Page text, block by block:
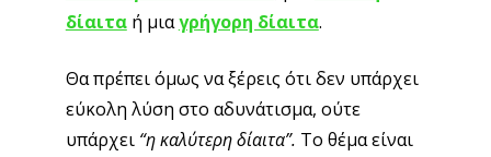
Θα πρέπει όμως να ξέρεις ότι δεν υπάρχει εύκολη
δίαιτα”.Το θέμα είναι να ακολουθείςμε συνέπεια
μιασωστή διατροφή, μιαυγιεινή διατροφή
με ένα καλόπρόγραμμα γυμναστικήςόπως το